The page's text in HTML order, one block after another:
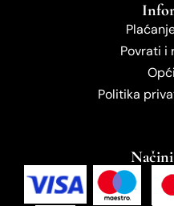
Povrati i
Politika